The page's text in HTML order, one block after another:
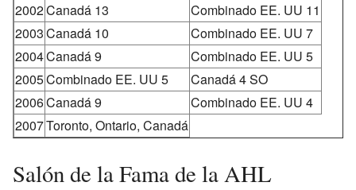
2002Canadá 13
Combinado EE. UU 11
2003Canadá 10
Combinado EE. UU 7
2004Canadá 9
Combinado EE. UU 5
2005Combinado EE. UU 5
Canadá 4 SO
2006Canadá 9
Combinado EE. UU 4
2007Toronto, Ontario, Canadá
Salón de la Fama de la AHL